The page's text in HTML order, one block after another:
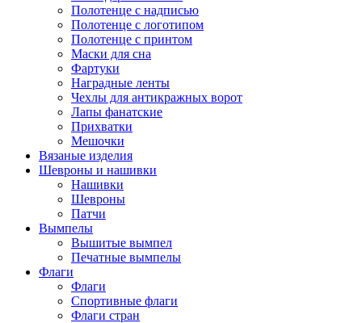
Полотенце с надписью
Полотенце с логотипом
Полотенце с принтом
Маски для сна
Фартуки
Наградные ленты
Чехлы для антикражных ворот
Лапы фанатские
Прихватки
Мешочки
Вязаные изделия
Шевроны и нашивки
Нашивки
Шевроны
Патчи
Вымпелы
Вышитые вымпел
Печатные вымпелы
Флаги
Флаги
Спортивные флаги
Флаги стран